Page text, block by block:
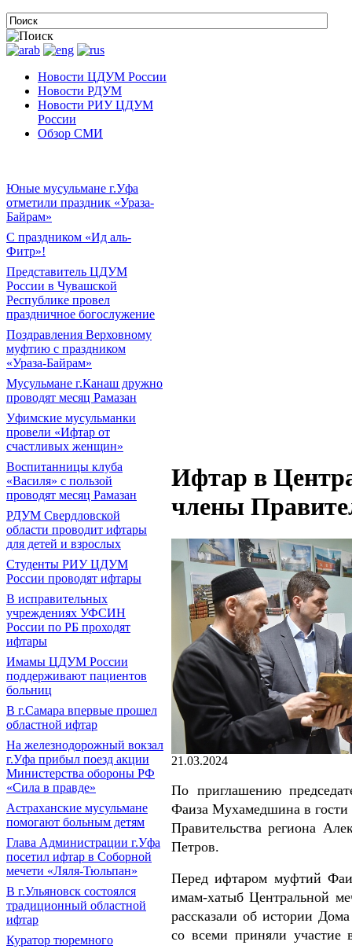
Новости ЦДУМ России
Новости РДУМ
Новости РИУ ЦДУМ
России
Обзор СМИ
Юные мусульмане г.Уфа
отметили праздник «Ураза-
Байрам»
С праздником «Ид аль-
Фитр»!
Представитель ЦДУМ
России в Чувашской
Республике провел
праздничное богослужение
Поздравления Верховному
муфтию с праздником
«Ураза-Байрам»
Мусульмане г.Канаш дружно
проводят месяц Рамазан
Уфимские мусульманки
провели «Ифтар от
счастливых женщин»
Воспитанницы клуба
«Василя» с пользой
проводят месяц Рамазан
РДУМ Свердловской
области проводит ифтары
для детей и взрослых
Студенты РИУ ЦДУМ
России проводят ифтары
В исправительных
учреждениях УФСИН
России по РБ проходят
ифтары
Имамы ЦДУМ России
поддерживают пациентов
больниц
В г.Самара впервые прошел
областной ифтар
На железнодорожный вокзал
г.Уфа прибыл поезд акции
Министерства обороны РФ
«Сила в правде»
Астраханские мусульмане
помогают больным детям
Глава Администрации г.Уфа
посетил ифтар в Соборной
мечети «Ляля-Тюльпан»
В г.Ульяновск состоялся
традиционный областной
ифтар
Куратор тюремного
Ифтар в
члены
21.03.2024
По приглашению
Фаиза Мухамедшина в
Правительства региона
Петров.
Перед ифтаром муфтий
имам-хатыб Центральной
рассказали об истории
со всеми приняли участие